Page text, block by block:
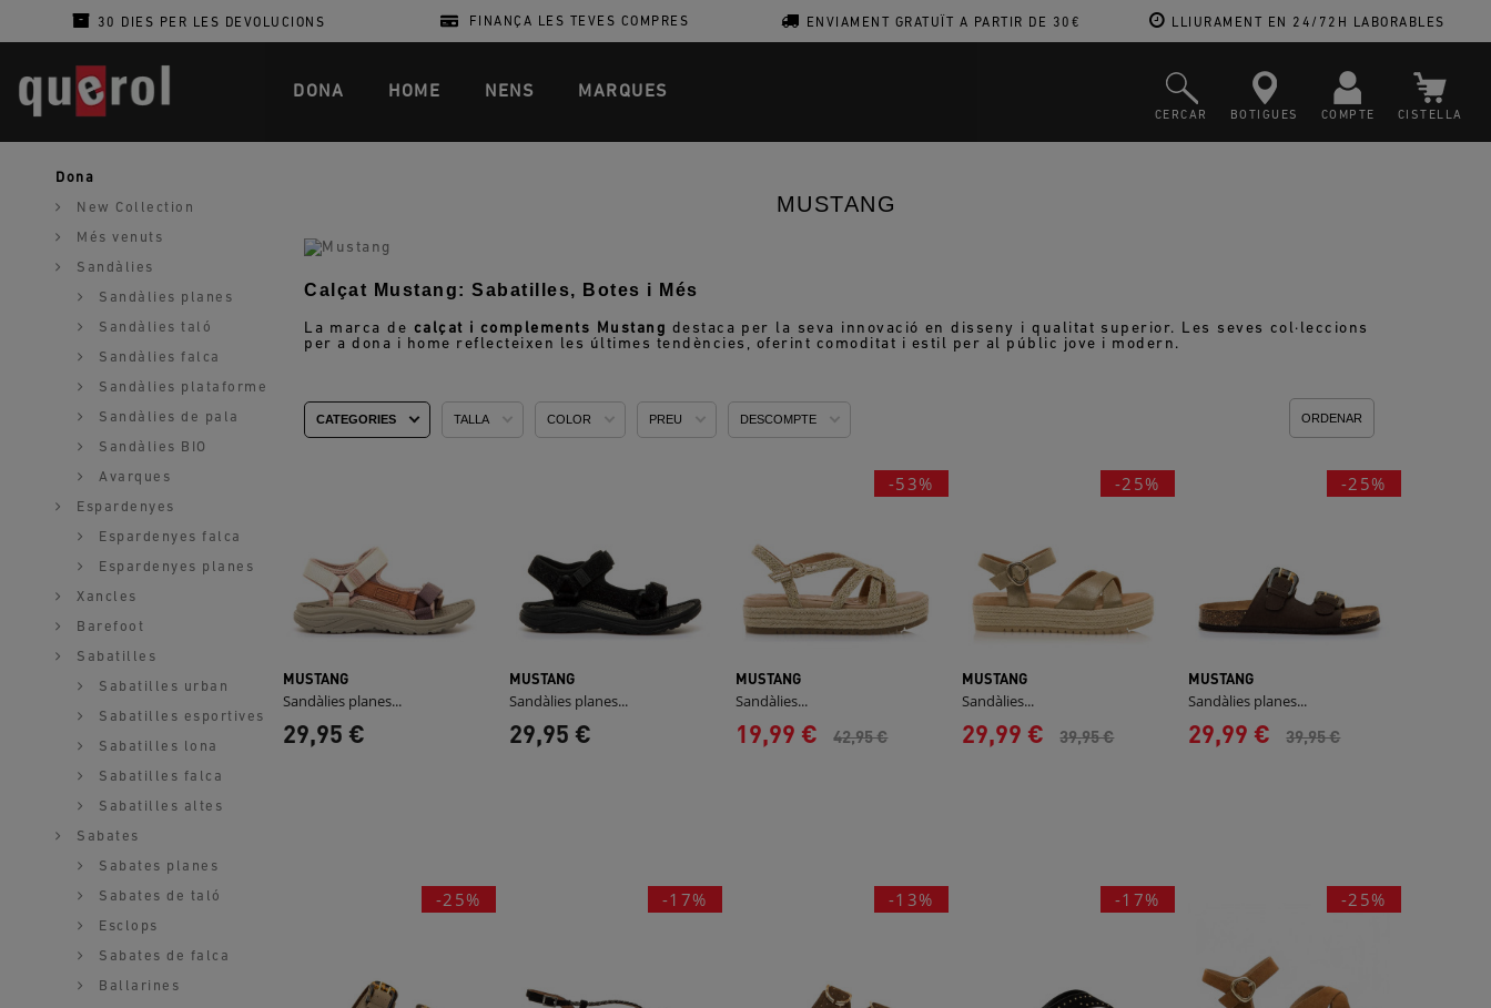
30 DIES PER LES DEVOLUCIONS FINANÇA LES TEVES COMPRES ENVIAMENT GRATUÏT A PARTIR DE 30€ LLIURAMENT EN 24/72H LABORABLES
DONA HOME NENS MARQUES
CISTELLA
COMPTE
BOTIGUES
CERCAR
Dona
New Collection
Més venuts
Sandàlies
Sandàlies planes
Sandàlies taló
Sandàlies falca
Sandàlies plataforme
Sandàlies de pala
Sandàlies BIO
Avarques
Espardenyes
Espardenyes falca
Espardenyes planes
Xancles
Barefoot
Sabatilles
Sabatilles urban
Sabatilles esportives
Sabatilles lona
Sabatilles falca
Sabatilles altes
Sabates
Sabates planes
Sabates de taló
Esclops
Sabates de falca
Ballarines
MUSTANG
Calçat Mustang: Sabatilles, Botes i Més
La marca de calçat i complements Mustang destaca per la seva innovació en disseny i qualitat superior. Les seves col·leccions
per a dona i home reflecteixen les últimes tendències, oferint comoditat i estil per al públic jove i modern.
CATEGORIES TALLA COLOR PREU DESCOMPTE ORDENAR
MUSTANG
Sandàlies planes...
29,95 €
MUSTANG
Sandàlies planes...
29,95 €
-53%
MUSTANG
Sandàlies...
19,99 € 42,95 €
-25%
MUSTANG
Sandàlies...
29,99 € 39,95 €
-25%
MUSTANG
Sandàlies planes...
29,99 € 39,95 €
-25% -17% -13% -17% -25%